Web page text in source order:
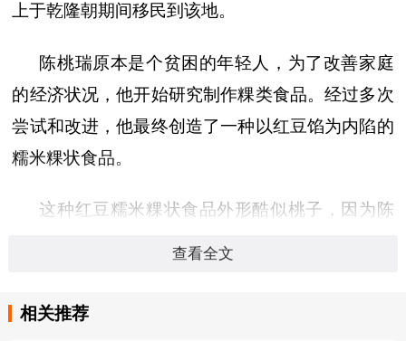
上于乾隆朝期间移民到该地。
陈桃瑞原本是个贫困的年轻人，为了改善家庭
的经济状况，他开始研究制作粿类食品。经过多次
尝试和改进，他最终创造了一种以红豆馅为内陷的
糯米粿状食品。
这种红豆糯米粿状食品外形酷似桃子，因为陈
随着时间的推移，潮汕红桃粿逐渐成为潮汕地
查看全文
相关推荐